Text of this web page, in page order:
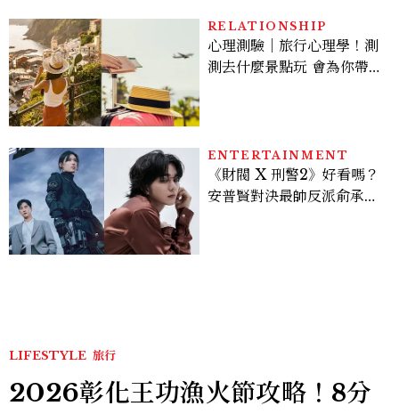
RELATIONSHIP
心理測驗｜旅行心理學！測
測去什麼景點玩 會為你帶來
ENTERTAINMENT
《財閥 X 刑警2》好看嗎？
安普賢對決最帥反派俞承
LIFESTYLE 旅行
2026彰化王功漁火節攻略！8分